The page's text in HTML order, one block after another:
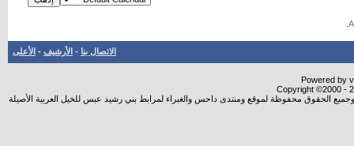
الاتصال بنا - الأرشيف - الأعلى
Powered by
Copyright ©2000 -
الحقوق محفوظة لموقع ومنتدى داحس والغبراء لمرابط بني رشيد عبس للخيل العربية الأصيلة